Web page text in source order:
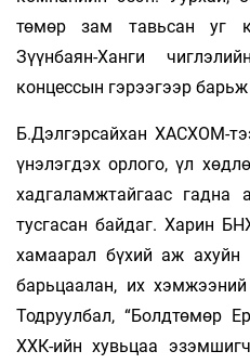
төмөр зам тавьсан уг
Зүүнбаян-Ханги
концессын гэрээгээр
Б.Дэлгэрсайхан ХАСХОМ-
үнэлэгдэх орлого, үл
хадгаламжтайгаас гадна
тусгасан байдаг. Харин
хамаарал бүхий аж ахуйн
барьцаалан, их
Тодруулбал, “Болдтөмөр
ХХК-ийн хувьцаа